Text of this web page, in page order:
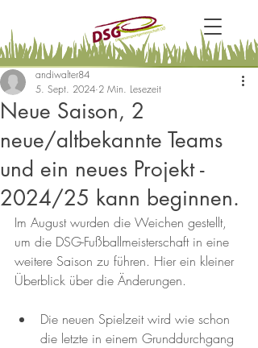
Neue Saison, 2
neue/altbekannte Teams
und ein neues Projekt -
2024/25 kann beginnen.
andiwalter84
5. Sept. 2024 2 Min. Lesezeit
Im August wurden die Weichen gestellt,
um die DSG-Fußballmeisterschaft in eine
weitere Saison zu führen. Hier ein kleiner
Überblick über die Änderungen.
Die neuen Spielzeit wird wie schon
die letzte in einem Grunddurchgang